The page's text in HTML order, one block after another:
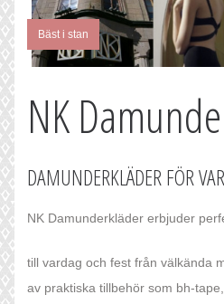
Bäst i stan
NK
DAMUNDERKLÄDER FÖR
NK Damunderkläder erbjuder
till vardag och fest från välkända
av praktiska tillbehör som bh-